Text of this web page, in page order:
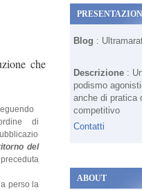
che
di
del
perso la
Blog :
Descrizione :
podismo
anche di pratica
competitivo
Contatti
ABOUT